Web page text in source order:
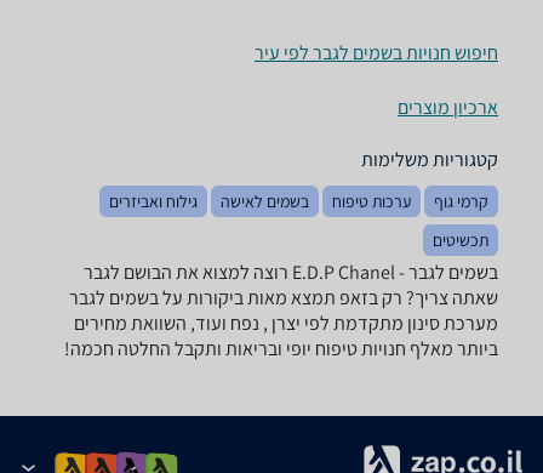
חיפוש חנויות בשמים לגבר לפי עיר
ארכיון מוצרים
קטגוריות משלימות
קרמי גוף ערכות טיפוח בשמים לאישה
גילוח ואביזרים
תכשיטים
בשמים לגבר - ‏Chanel ‏E.D.P רוצה למצוא את הבושם לגבר
שאתה צריך? רק בזאפ תמצא מאות ביקורות על בשמים לגבר
מערכת סינון מתקדמת לפי יצרן , נפח ועוד, השוואת מחירים
ביותר מאלף חנויות טיפוח יופי ובריאות ותקבל החלטה חכמה!